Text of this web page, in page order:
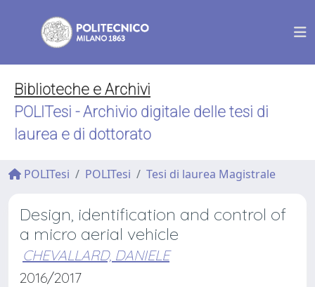
Biblioteche e Archivi
POLITesi - Archivio digitale delle tesi di
laurea e di dottorato
POLITesi POLITesi Tesi di laurea Magistrale
Design, identification and control of
a micro aerial vehicle
CHEVALLARD, DANIELE
2016/2017